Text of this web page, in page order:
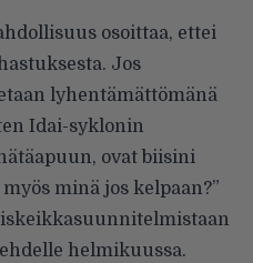
osoittaa, ettei
Jos
lyhentämättömänä
Idai-syklonin
ovat biisini
minä jos kelpaan?”
helmikuussa.